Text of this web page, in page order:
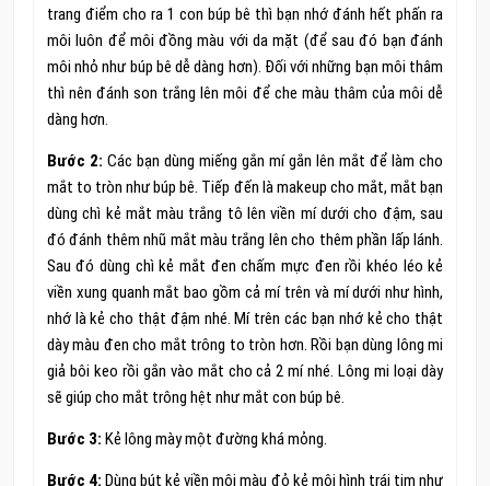
trang điểm cho ra 1 con búp bê thì bạn nhớ đánh hết phấn ra
môi luôn để môi đồng màu với da mặt (để sau đó bạn đánh
môi nhỏ như búp bê dễ dàng hơn). Đối với những bạn môi thâm
thì nên đánh son trắng lên môi để che màu thâm của môi dễ
dàng hơn.
Bước 2: Các bạn dùng miếng gắn mí gắn lên mắt để làm cho
mắt to tròn như búp bê. Tiếp đến là makeup cho mắt, mắt bạn
dùng chì kẻ mắt màu trắng tô lên viền mí dưới cho đậm, sau
đó đánh thêm nhũ mắt màu trắng lên cho thêm phần lấp lánh.
Sau đó dùng chì kẻ mắt đen chấm mực đen rồi khéo léo kẻ
viền xung quanh mắt bao gồm cả mí trên và mí dưới như hình,
nhớ là kẻ cho thật đậm nhé. Mí trên các bạn nhớ kẻ cho thật
dày màu đen cho mắt trông to tròn hơn. Rồi bạn dùng lông mi
giả bôi keo rồi gắn vào mắt cho cả 2 mí nhé. Lông mi loại dày
sẽ giúp cho mắt trông hệt như mắt con búp bê.
Bước 3: Kẻ lông mày một đường khá mỏng.
Bước 4: Dùng bút kẻ viền môi màu đỏ kẻ môi hình trái tim như